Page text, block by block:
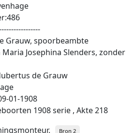
Grauw, spoorbeambte
Josephina Slenders, zonder
de Grauw
01-1908
1908 serie , Akte 218
Bron 2